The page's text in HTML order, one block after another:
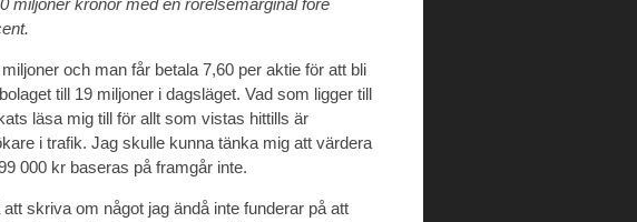
miljoner kronor med en rörelsemarginal före
och man får betala 7,60 per aktie för att bli
till 19 miljoner i dagsläget. Vad som ligger till
läsa mig till för allt som vistas hittills är
i trafik. Jag skulle kunna tänka mig att värdera
000 kr baseras på framgår inte.
skriva om något jag ändå inte funderar på att